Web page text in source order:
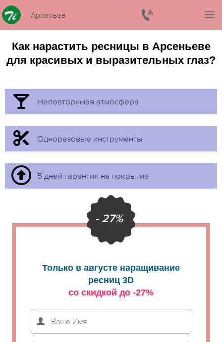
Арсеньев
Как нарастить ресницы в Арсеньеве
для красивых и выразительных глаз?
Неповторимая атмосфера
Одноразовые инструменты
5 дней гарантия на покрытие
- 27%
Только в августе наращивание
ресниц 3D
со скидкой до -27%